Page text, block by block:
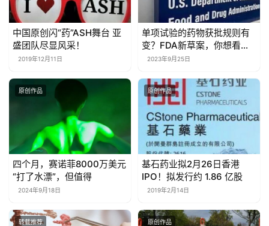
中国原创闪“药”ASH舞台 亚
盛团队尽显风采！
2019年12月11日
单项试验的药物获批规则有
变？FDA新草案，你想看的
全在这了……
2023年9月25日
原创作品
四个月，赛诺菲8000万美元
“打了水漂”，但值得
2024年9月18日
原创作品
基石药业拟2月26日香港
IPO！拟发行约 1.86 亿股
2019年2月14日
转载推荐 原创作品